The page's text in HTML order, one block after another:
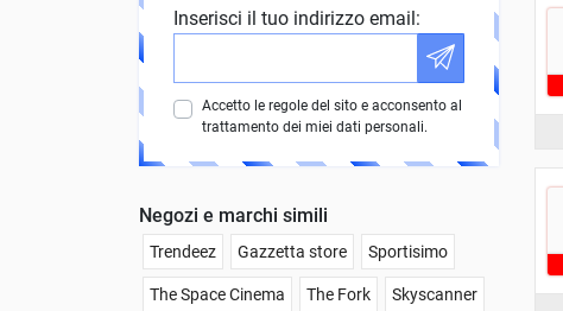
Inserisci il tuo indirizzo email:
Accetto le regole del sito e acconsento al
trattamento dei miei dati personali.
Negozi e marchi simili
Trendeez Gazzetta store Sportisimo
The Space Cinema The Fork Skyscanner